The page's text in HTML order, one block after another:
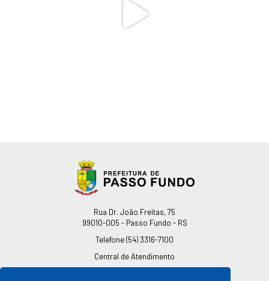
Endereço
Rua Dr. João Freitas, 75
99010-005 - Passo Fundo - RS
Telefone(54) 3316-7100
Central de Atendimento
0800 541 7100